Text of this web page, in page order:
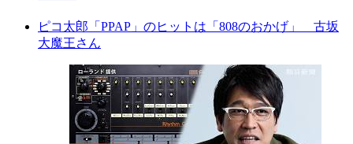
ピコ太郎「PPAP」のヒットは「808のおかげ」 古坂
大魔王さん